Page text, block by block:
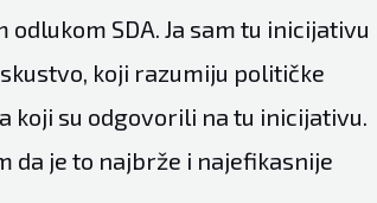
SDA. Ja sam tu inicijativu
koji razumiju političke
koji su odgovorili na tu inicijativu.
da je to najbrže i najefikasnije